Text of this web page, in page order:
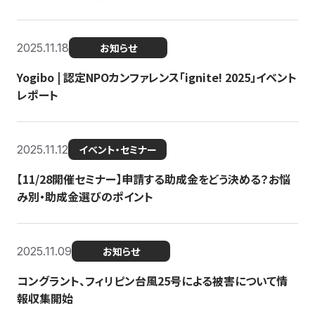
2025.11.18 お知らせ
Yogibo | 認定NPOカンファレンス「ignite! 2025」イベント
レポート
2025.11.12 イベント・セミナー
【11/28開催セミナー】申請する助成金をどう決める？お悩
み別・助成金選びのポイント
2025.11.09 お知らせ
コングラント、フィリピン台風25号による被害について情
報収集開始